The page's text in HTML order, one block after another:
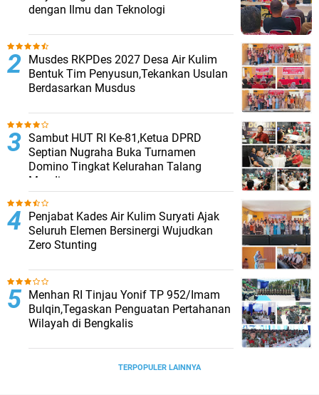
dengan Ilmu dan Teknologi
Musdes RKPDes 2027 Desa Air Kulim
Bentuk Tim Penyusun,Tekankan Usulan
Berdasarkan Musdus
Sambut HUT RI Ke-81,Ketua DPRD
Septian Nugraha Buka Turnamen
Domino Tingkat Kelurahan Talang
Mandi
Penjabat Kades Air Kulim Suryati Ajak
Seluruh Elemen Bersinergi Wujudkan
Zero Stunting
Menhan RI Tinjau Yonif TP 952/Imam
Bulqin,Tegaskan Penguatan Pertahanan
Wilayah di Bengkalis
TERPOPULER LAINNYA